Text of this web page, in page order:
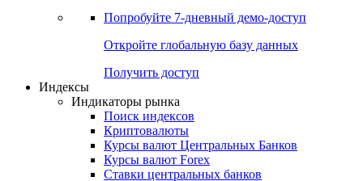
Денежный рынок
Календарь инвестора
Попробуйте7-дневный
Откройте глобальную базу данных
Получить доступ
Индикаторы рынка
Поиск индексов